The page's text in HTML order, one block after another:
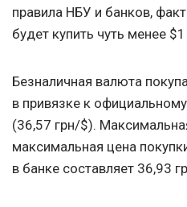
правила НБУ и банков,
будет купить чуть менее
Безналичная валюта
в привязке к
(36,57 грн/$).
максимальная цена
в банке составляет 36,93